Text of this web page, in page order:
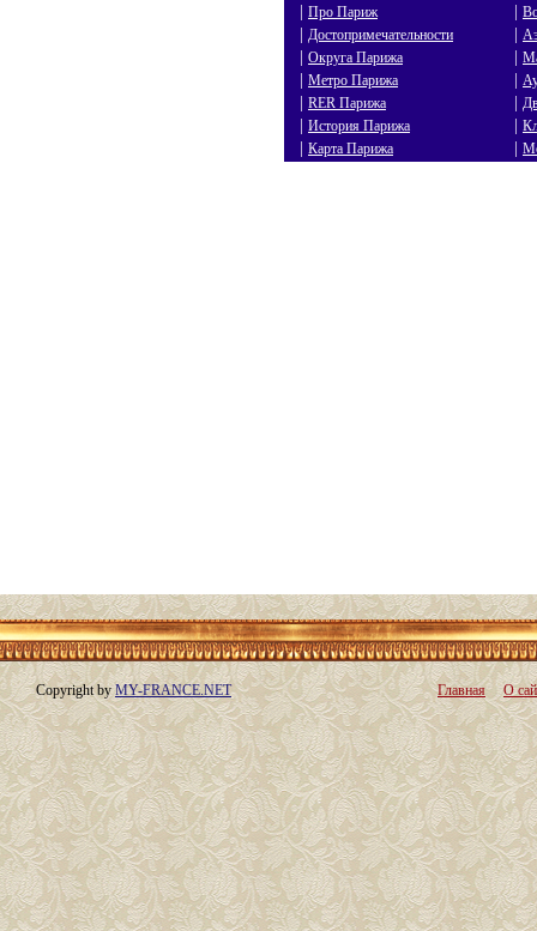
| Про Париж
| Достопримечательности
| Округа Парижа
| Метро Парижа
| RER Парижа
| История Парижа
| Карта Парижа
|
|
|
|
|
|
|
Copyright by MY-FRANCE.NET Главная О